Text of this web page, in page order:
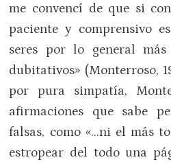
me convencí de que si
paciente y comprensivo
seres por lo general
dubitativos» (Monterroso,
por pura simpatía,
afirmaciones que sabe
falsas, como «…ni el más
estropear del todo una